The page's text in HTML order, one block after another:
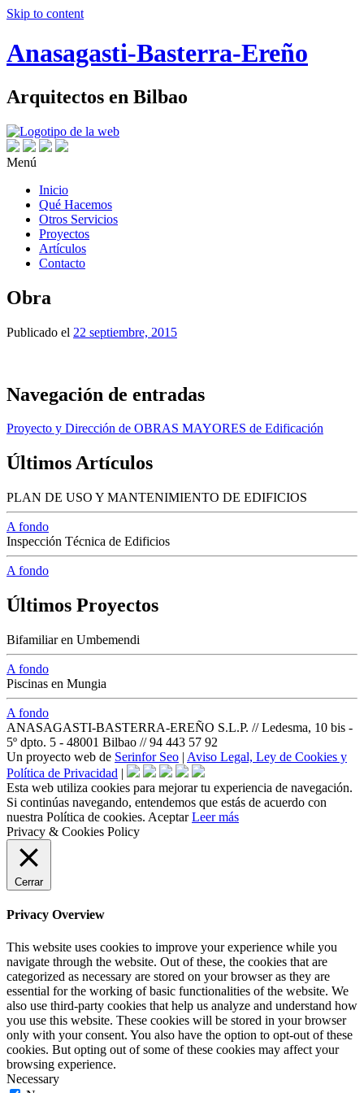
Skip to content
Anasagasti-Basterra-Ereño
Arquitectos en Bilbao
Menú
Inicio
Qué Hacemos
Otros Servicios
Proyectos
Artículos
Contacto
Obra
Publicado el 22 septiembre, 2015
Navegación de entradas
Proyecto y Dirección de OBRAS MAYORES de Edificación
Últimos Artículos
PLAN DE USO Y MANTENIMIENTO DE EDIFICIOS
A fondo
Inspección Técnica de Edificios
A fondo
Últimos Proyectos
Bifamiliar en Umbemendi
A fondo
Piscinas en Mungia
A fondo
ANASAGASTI-BASTERRA-EREÑO S.L.P. // Ledesma, 10 bis -
5º dpto. 5 - 48001 Bilbao // 94 443 57 92
Un proyecto web de Serinfor Seo | Aviso Legal, Ley de Cookies y
Política de Privacidad |
Esta web utiliza cookies para mejorar tu experiencia de navegación.
Si continúas navegando, entendemos que estás de acuerdo con
nuestra Política de cookies. Aceptar Leer más
Privacy & Cookies Policy
Cerrar
Privacy Overview
This website uses cookies to improve your experience while you
navigate through the website. Out of these, the cookies that are
categorized as necessary are stored on your browser as they are
essential for the working of basic functionalities of the website. We
also use third-party cookies that help us analyze and understand how
you use this website. These cookies will be stored in your browser
only with your consent. You also have the option to opt-out of these
cookies. But opting out of some of these cookies may affect your
browsing experience.
Necessary